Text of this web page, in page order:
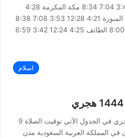
6:40 8:10 جدة 4:31 12:30 3:47 7:04 8:34 مكة المكرمة 4:28
12:27 3:44 7:02 8:32 المدينة المنورة 4:21 12:28 3:53 7:08 8:38
الدمام 3:34 11:47 3:16 6:30 8:00 الطائف 4:25 12:24 3:42 6:59
اسلام
توقيت الصلاة 9 محرم 1444 هجري في الجدول الآتي توقيت الصلاة 9
المدن في المملكة العربية السعودية مدن